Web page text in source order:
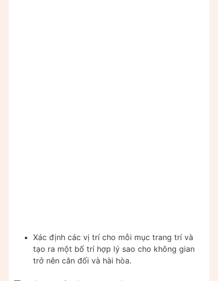
Xác định các vị trí cho mỗi mục trang trí và
tạo ra một bố trí hợp lý sao cho không gian
trở nên cân đối và hài hòa.